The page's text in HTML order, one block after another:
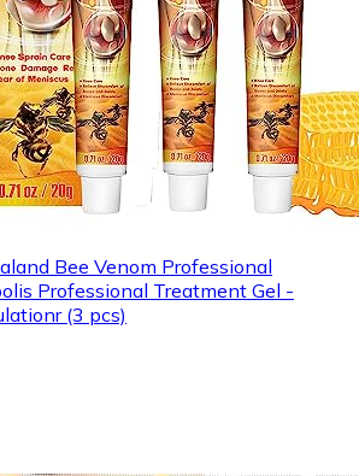
Bee Venom Professional
Professional Treatment Gel -
(3 pcs)